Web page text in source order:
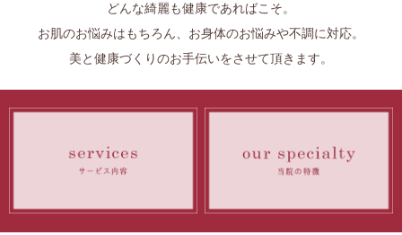
どんな綺麗も健康であればこそ。
お肌のお悩みはもちろん、お身体のお悩みや不調に対応。
美と健康づくりのお手伝いをさせて頂きます。